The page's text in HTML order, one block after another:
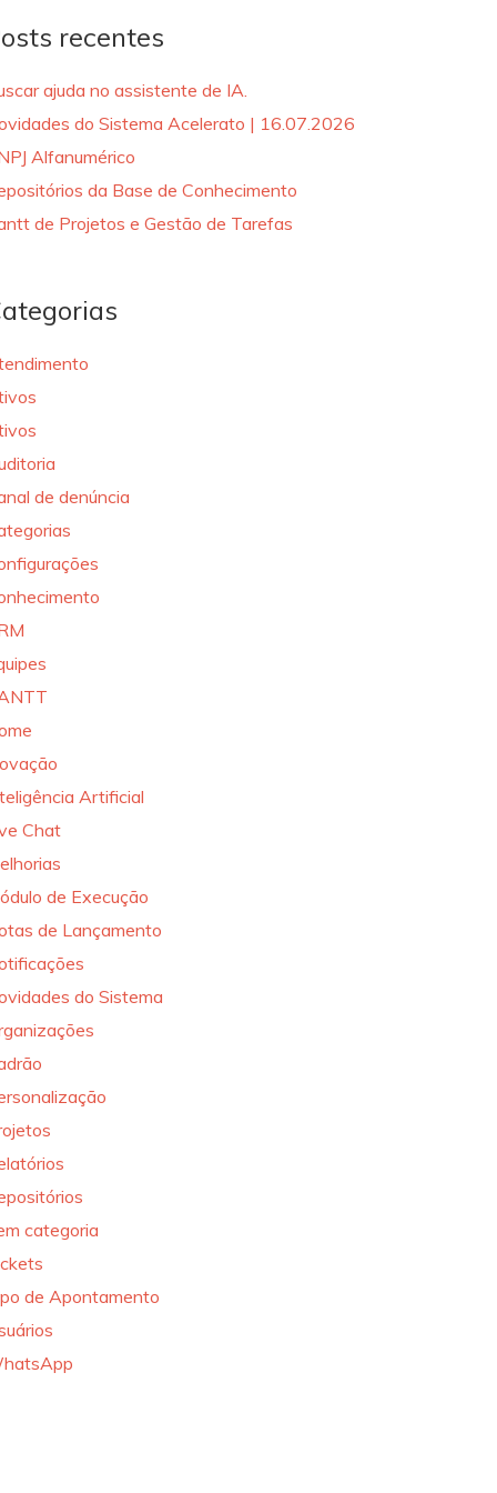
recentes
ajuda no assistente de IA.
do Sistema Acelerato | 16.07.2026
Alfanumérico
da Base de Conhecimento
de Projetos e Gestão de Tarefas
de denúncia
Artificial
Chat
de Execução
de Lançamento
do Sistema
categoria
de Apontamento